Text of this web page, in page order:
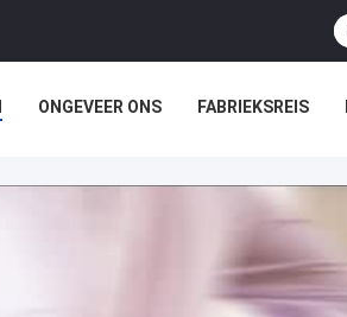
ONGEVEER ONS FABRIEKSREIS